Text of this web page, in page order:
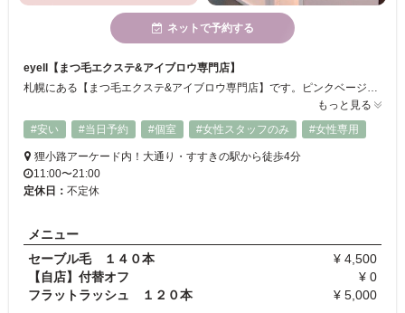
ネットで予約する
eyell【まつ毛エクステ&アイブロウ専門店】
札幌にある【まつ毛エクステ&アイブロウ専門店】です。ピンクベージュを基調とした落ち着いた店内でリラックスできます。 講習に合格し、美容師免許取得者のスタッフが施術を担当いたしますので初めての方にも安心してご利用いただけます♪
もっと見る
#安い
#当日予約 #個室 #女性スタッフのみ #女性専用
狸小路アーケード内！大通り・すすきの駅から徒歩4分
11:00〜21:00
定休日： 不定休
メニュー
セーブル毛 １４０本
¥ 4,500
【自店】付替オフ
¥ 0
フラットラッシュ １２０本
¥ 5,000